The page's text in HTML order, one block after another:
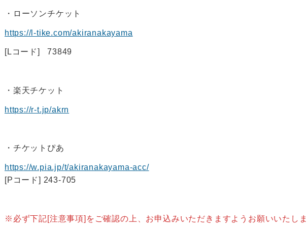
・ローソンチケット
https://l-tike.com/akiranakayama
[Lコード] 73849
・楽天チケット
https://r-t.jp/akrn
・チケットぴあ
https://w.pia.jp/t/akiranakayama-acc/
[Pコード] 243-705
※必ず下記[注意事項]をご確認の上、お申込みいただきますようお願いいたし